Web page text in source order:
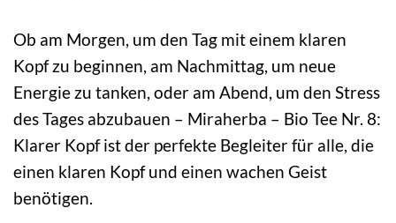
Ob am Morgen, um den Tag mit einem klaren
Kopf zu beginnen, am Nachmittag, um neue
Energie zu tanken, oder am Abend, um den Stress
des Tages abzubauen – Miraherba – Bio Tee Nr. 8:
Klarer Kopf ist der perfekte Begleiter für alle, die
einen klaren Kopf und einen wachen Geist
benötigen.